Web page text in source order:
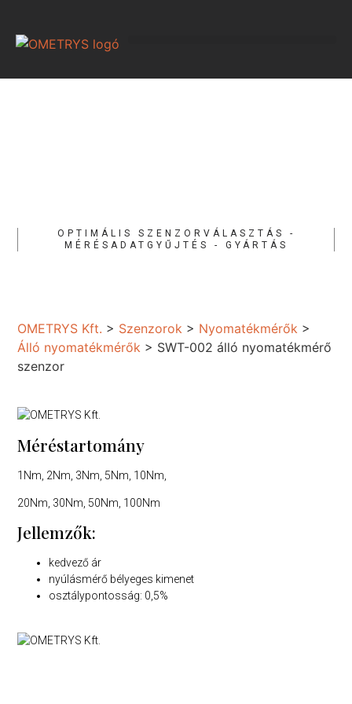
OPTIMÁLIS SZENZORVÁLASZTÁS -
MÉRÉSADATGYŰJTÉS - GYÁRTÁS
OMETRYS Kft. > Szenzorok > Nyomatékmérők >
Álló nyomatékmérők > SWT-002 álló nyomatékmérő
szenzor
Méréstartomány
1Nm, 2Nm, 3Nm, 5Nm, 10Nm,
20Nm, 30Nm, 50Nm, 100Nm
Jellemzők:
kedvező ár
nyúlásmérő bélyeges kimenet
osztálypontosság: 0,5%